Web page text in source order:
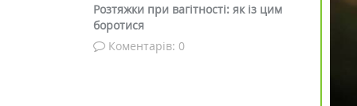
Розтяжки при вагітності: як із цим
боротися
Коментарів: 0
Що таке